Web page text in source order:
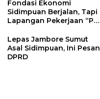
Fondasi Ekonomi
Sidimpuan Berjalan, Tapi
Lapangan Pekerjaan “PR”
Lepas Jambore Sumut
Asal Sidimpuan, Ini Pesan
DPRD